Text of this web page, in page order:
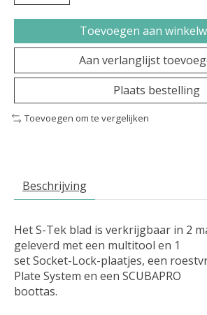
Toevoegen aan
Aan verlanglijst
Plaats bestelling
Toevoegen om te vergelijken
Beschrijving
Het S-Tek blad is verkrijgbaar in 2
geleverd met een multitool en 1
set Socket-Lock-plaatjes, een
Plate System en een SCUBAPRO
boottas.